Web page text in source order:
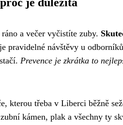
je důležitá
a večer vyčistíte zuby.
pravidelné návštěvy u
Prevence je zkrátka to
kterou třeba v Liberci běžně
kámen, plak a všechny ty